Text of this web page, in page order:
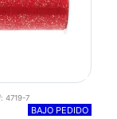
4719-7
BAJO PEDIDO